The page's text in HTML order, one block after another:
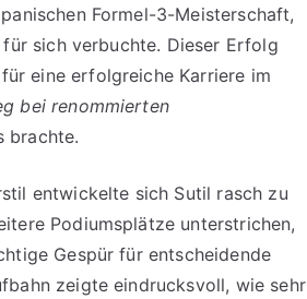
Formel-3-Meisterschaft,
sich verbuchte. Dieser Erfolg
eine erfolgreiche Karriere im
bei renommierten
brachte.
entwickelte sich Sutil rasch zu
Podiumsplätze unterstrichen,
Gespür für entscheidende
zeigte eindrucksvoll, wie sehr